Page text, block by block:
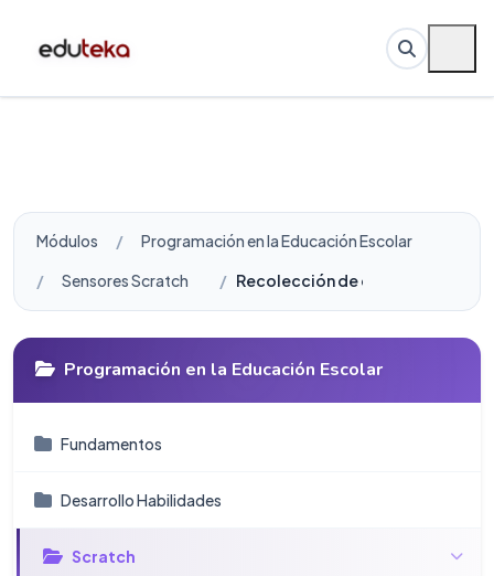
Módulos
Programación en la Educación Escolar
Sensores Scratch
Recolección de datos con
Programación en la Educación Escolar
Fundamentos
Desarrollo Habilidades
Scratch